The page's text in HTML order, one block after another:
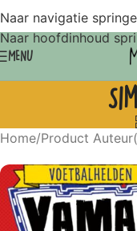
Naar navigatie
Naar hoofdinhoud
MENU
Home/Product